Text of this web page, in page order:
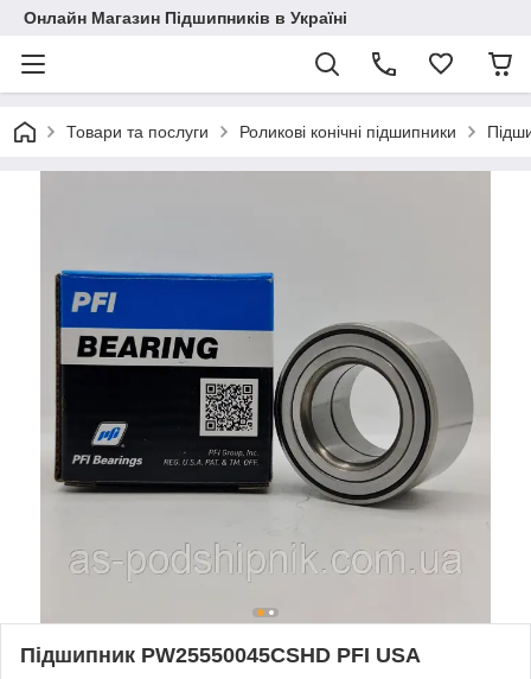
Онлайн Магазин Підшипників в Україні
Товари та послуги Роликові конічні підшипники
Підшипник PW25550045CSHD PFI USA